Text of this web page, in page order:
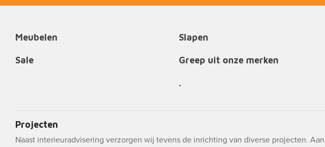
Meubelen
Sale
Slapen
Greep uit onze merken
.
Projecten
Naast interieuradvisering verzorgen wij tevens de inrichting van diverse projecten. Aan